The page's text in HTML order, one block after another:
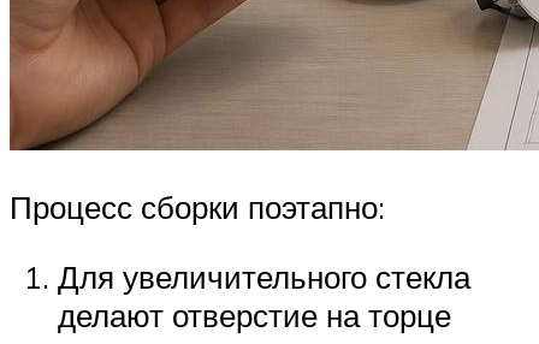
Процесс сборки поэтапно:
Для увеличительного стекла
делают отверстие на торце